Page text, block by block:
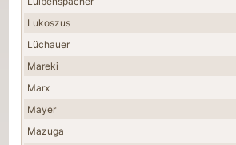
Lukoszus
Lüchauer
Mareki
Marx
Mayer
Mazuga